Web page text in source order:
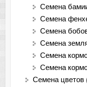
Семена
Семена
Семена
Семена
Семена
Семена
Семена цветов